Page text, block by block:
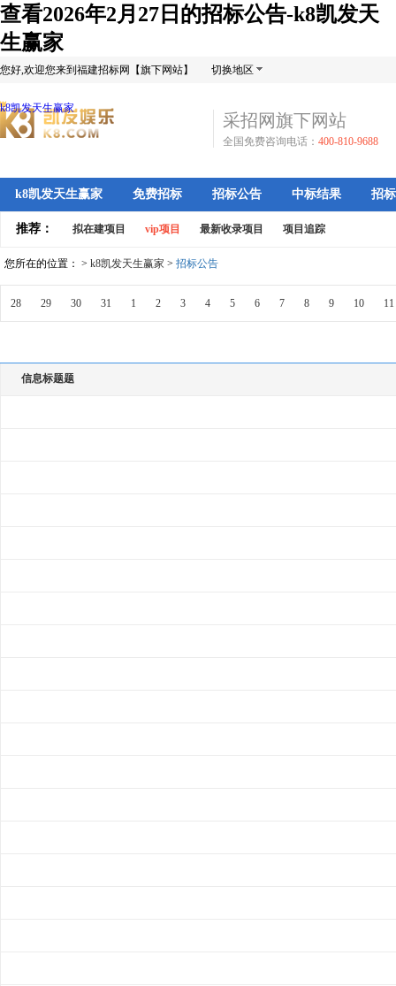
查看2026年2月27日的招标公告-k8凯发天
生赢家
您好,欢迎您来到福建招标网【旗下网站】 切换地区
k8凯发天生赢家
采招网旗下网站
全国免费咨询电话： 400-810-9688
k8凯发天生赢家 免费招标 招标公告 中标结果 招
推荐： 拟在建项目 vip项目 最新收录项目 项目追踪
您所在的位置： > k8凯发天生赢家 > 招标公告
28 29 30 31 1 2 3 4 5 6 7 8 9 10 11
信息标题题